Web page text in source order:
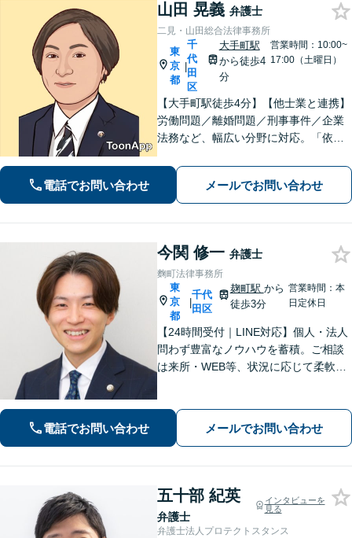
山田 晃義 弁護士
二見・山田総合法律事務所
東
京
都
|
千
代
田
区
大手町駅
から徒歩4
分
営業時間：10:00~
17:00（土曜日）
【大手町駅徒歩4分】【他士業と連携】
労働問題／離婚問題／刑事事件／企業
法務など、幅広い分野に対応。「依頼
士業との連携を強めており、ワンスト
ップサービスを提供しています。【初
回面談無料】【分割／後払い対応】
電話でお問い合わせ メールでお問い合わせ
今関 修一 弁護士
麴町法律事務所
東
京
都
|
千代
田区
麹町駅 から
徒歩3分
営業時間：本
日定休日
【24時間受付｜LINE対応】個人・法人
問わず豊富なノウハウを蓄積。ご相談
は来所・WEB等、状況に応じて柔軟に
ご要望の実現を目指します【他士業と
電話でお問い合わせ メールでお問い合わせ
五十部 紀英
弁護士
インタビューを
見る
弁護士法人プロテクトスタンス